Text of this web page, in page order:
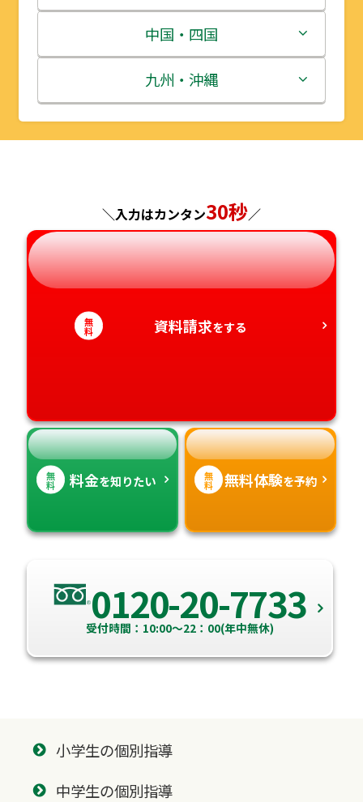
宮城県
秋田県
山形県
群馬県
埼玉県
千葉県
神奈川県
富山県
石川県
福井県
長野県
岐阜県
三重県
滋賀県
京都府
兵庫県
奈良県
中国・四国
鳥取県
島根県
広島県
山口県
高知県
九州・沖縄
福岡県
長崎県
熊本県
沖縄県
＼入力はカンタン30秒／
無
料 資料請求をする
無
料 料金を知りたい 無
料 無料体験を予約
0120-20-7733
受付時間：10:00～22：00(年中無休)
小学生の個別指導
中学生の個別指導